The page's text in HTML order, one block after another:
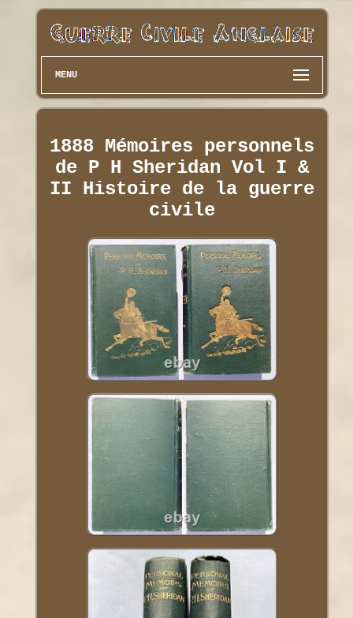
MENU
1888 Mémoires personnels
de P H Sheridan Vol I &
II Histoire de la guerre
civile